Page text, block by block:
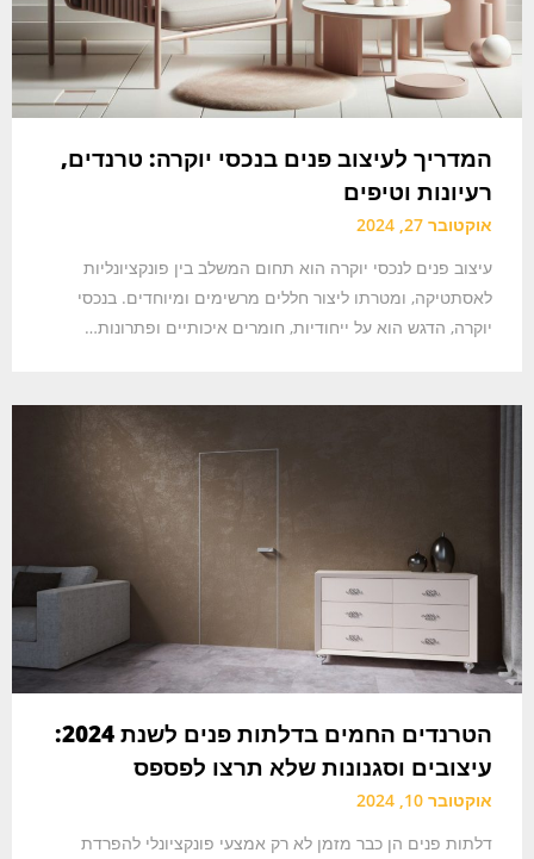
המדריך לעיצוב פנים בנכסי יוקרה: טרנדים,
רעיונות וטיפים
אוקטובר 27, 2024
עיצוב פנים לנכסי יוקרה הוא תחום המשלב בין פונקציונליות
לאסתטיקה, ומטרתו ליצור חללים מרשימים ומיוחדים. בנכסי
יוקרה, הדגש הוא על ייחודיות, חומרים איכותיים ופתרונות…
הטרנדים החמים בדלתות פנים לשנת 2024:
עיצובים וסגנונות שלא תרצו לפספס
אוקטובר 10, 2024
דלתות פנים הן כבר מזמן לא רק אמצעי פונקציונלי להפרדת